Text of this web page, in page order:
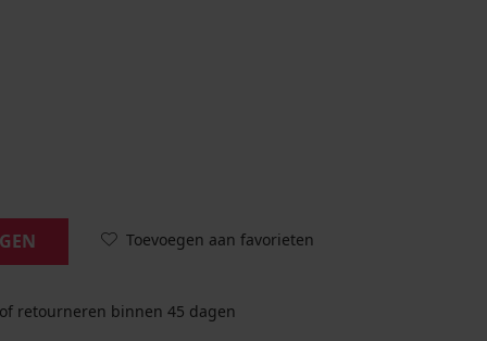
Toevoegen aan favorieten
retourneren binnen 45 dagen